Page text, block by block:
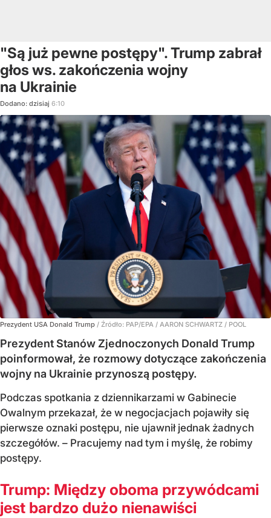
"Są już pewne postępy". Trump zabrał
głos ws. zakończenia wojny
na Ukrainie
Dodano: dzisiaj 6:10
Prezydent USA Donald Trump / Źródło: PAP/EPA / AARON SCHWARTZ / POOL
Prezydent Stanów Zjednoczonych Donald Trump
poinformował, że rozmowy dotyczące zakończenia
wojny na Ukrainie przynoszą postępy.
Podczas spotkania z dziennikarzami w Gabinecie
Owalnym przekazał, że w negocjacjach pojawiły się
pierwsze oznaki postępu, nie ujawnił jednak żadnych
szczegółów. – Pracujemy nad tym i myślę, że robimy
postępy.
Trump: Między oboma przywódcami
jest bardzo dużo nienawiści